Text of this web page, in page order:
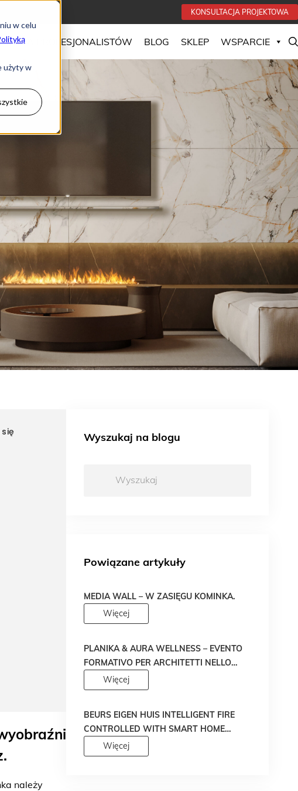
w celu
użyty w
KONSULTACJA PROJEKTOWA
DLA PROFESJONALISTÓW BLOG SKLEP WSPARCIE
należy
Wyszukaj na blogu
Powiązane artykuły
MEDIA WALL – W ZASIĘGU KOMINKA.
Więcej
PLANIKA & AURA WELLNESS – EVENTO
FORMATIVO PER ARCHITETTI NELLO
SHOWROOM DEL NOSTRO RIVENDITORE
Więcej
BEURS EIGEN HUIS INTELLIGENT FIRE
CONTROLLED WITH SMART HOME
SYSTEM (PL)
Więcej